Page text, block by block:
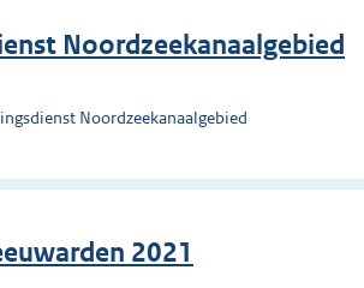
Noordzeekanaalgebied
Noordzeekanaalgebied
2021